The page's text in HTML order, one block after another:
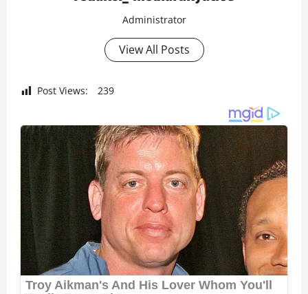
Administrator
View All Posts
Post Views: 239